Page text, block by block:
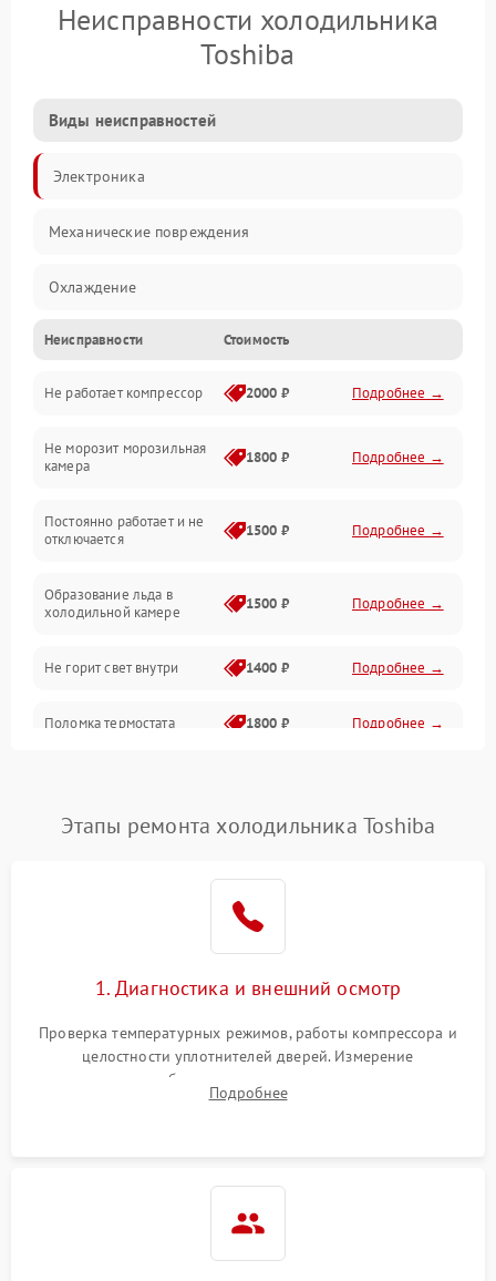
Неисправности холодильника
Toshiba
Виды неисправностей
Электроника
Механические повреждения
Охлаждение
Механика
Электропитание
Дренаж
Неисправности Стоимость
Не работает компрессор 2000 ₽ Подробнее →
Не морозит морозильная
камера
1800 ₽ Подробнее →
Постоянно работает и не
отключается
1500 ₽ Подробнее →
Образование льда в
холодильной камере
1500 ₽ Подробнее →
Не горит свет внутри 1400 ₽ Подробнее →
Поломка термостата 1800 ₽ Подробнее →
Поломка системы No Frost 2600 ₽ Подробнее →
работе
2000 ₽ Подробнее →
1000 ₽
1800 ₽
Этапы ремонта холодильника Toshiba
1. Диагностика и внешний осмотр
Проверка температурных режимов, работы компрессора и
целостности уплотнителей дверей. Измерение
сопротивления обмоток мотора, проверка термостата и
считывание кодов ошибок с электронного дисплея.
Подробнее